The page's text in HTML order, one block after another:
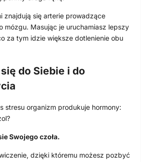
znajdują się arterie prowadzące
mózgu. Masując je uruchamiasz lepszy
za tym idzie większe dotlenienie obu
do Siebie i do
stresu organizm produkuje hormony:
Swojego czoła.
dzięki któremu możesz pozbyć